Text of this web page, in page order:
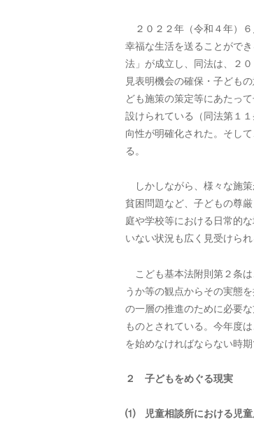
２０２２年（令和４年）６
幸福な生活を送ることがで
法」が成立し、同法は、２
見表明機会の確保・子ども
ども施策の策定等にあたっ
設けられている（同法第１
向性が明確化された。そし
る。
しかしながら、様々な施策
貧困問題など、子どもの尊
庭や学校等における日常的
いない状況も広く見受けられ
こども基本法附則第２条は
うか等の観点からその実態
の一層の推進のために必要
ものとされている。今年度
を始めなければならない時期
２ 子どもをめぐる現実
⑴ 児童相談所における児童